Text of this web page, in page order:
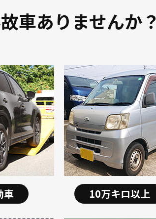
車ありませんか？
車 10万キロ以上